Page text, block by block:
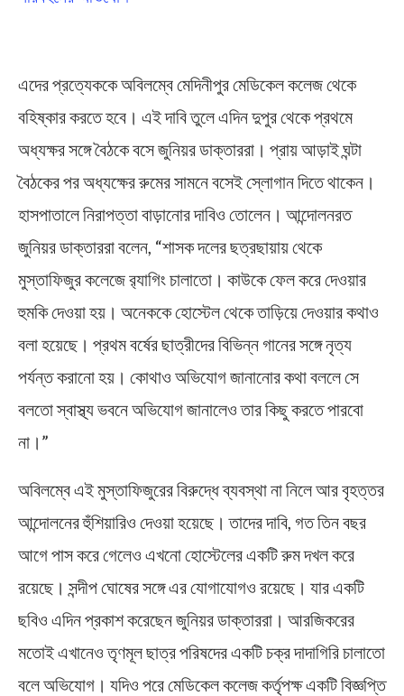
এদের প্রত্যেককে অবিলম্বে মেদিনীপুর মেডিকেল কলেজ থেকে
বহিষ্কার করতে হবে। এই দাবি তুলে এদিন দুপুর থেকে প্রথমে
অধ্যক্ষর সঙ্গে বৈঠকে বসে জুনিয়র ডাক্তাররা। প্রায় আড়াই ঘন্টা
বৈঠকের পর অধ্যক্ষের রুমের সামনে বসেই স্লোগান দিতে থাকেন।
হাসপাতালে নিরাপত্তা বাড়ানোর দাবিও তোলেন। আন্দোলনরত
জুনিয়র ডাক্তাররা বলেন, “শাসক দলের ছত্রছায়ায় থেকে
মুস্তাফিজুর কলেজে র‍্যাগিং চালাতো। কাউকে ফেল করে দেওয়ার
হুমকি দেওয়া হয়। অনেককে হোস্টেল থেকে তাড়িয়ে দেওয়ার কথাও
বলা হয়েছে। প্রথম বর্ষের ছাত্রীদের বিভিন্ন গানের সঙ্গে নৃত্য
পর্যন্ত করানো হয়। কোথাও অভিযোগ জানানোর কথা বললে সে
বলতো স্বাস্থ্য ভবনে অভিযোগ জানালেও তার কিছু করতে পারবো
না।”
অবিলম্বে এই মুস্তাফিজুরের বিরুদ্ধে ব্যবস্থা না নিলে আর বৃহত্তর
আন্দোলনের হুঁশিয়ারিও দেওয়া হয়েছে। তাদের দাবি, গত তিন বছর
আগে পাস করে গেলেও এখনো হোস্টেলের একটি রুম দখল করে
রয়েছে। সন্দীপ ঘোষের সঙ্গে এর যোগাযোগও রয়েছে‌। যার একটি
ছবিও এদিন প্রকাশ করেছেন জুনিয়র ডাক্তাররা। আরজিকরের
মতোই এখানেও তৃণমূল ছাত্র পরিষদের একটি চক্র দাদাগিরি চালাতো
বলে অভিযোগ। যদিও পরে মেডিকেল কলেজ কর্তৃপক্ষ একটি বিজ্ঞপ্তি